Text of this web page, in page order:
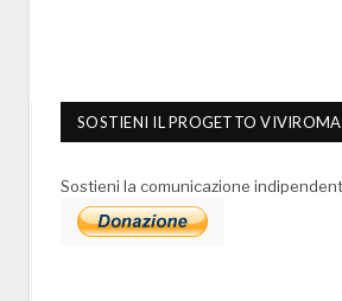
SOSTIENI IL PROGETTO VIVIROMA
Sostieni la comunicazione